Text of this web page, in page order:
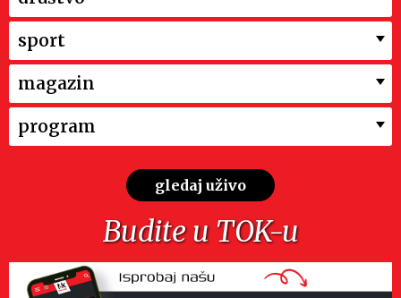
sport
magazin
program
gledaj uživo
Budite u TOK-u